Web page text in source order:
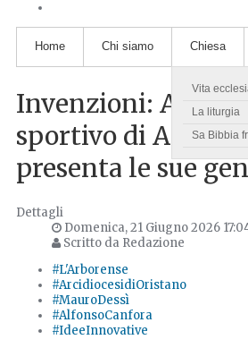
Home Chi siamo Chiesa
Vita
La liturgia
Sa Bibbia
Invenzioni:
sportivo di
presenta le sue
Dettagli
Domenica, 21 Giugno 2026
Scritto da Redazione
#L'Arborense
#ArcidiocesidiOristano
#MauroDessì
#AlfonsoCanfora
#IdeeInnovative